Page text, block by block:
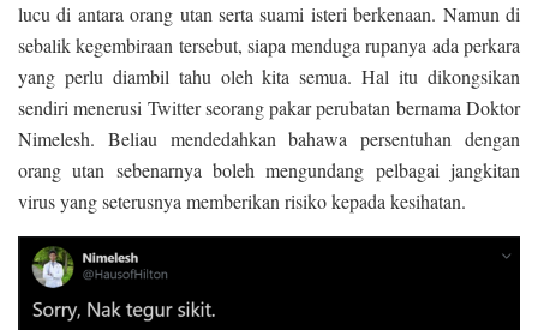
lucu di antara orang utan serta suami isteri berkenaan. Namun di
sebalik kegembiraan tersebut, siapa menduga rupanya ada perkara
yang perlu diambil tahu oleh kita semua. Hal itu dikongsikan
sendiri menerusi Twitter seorang pakar perubatan bernama Doktor
Nimelesh. Beliau mendedahkan bahawa persentuhan dengan
orang utan sebenarnya boleh mengundang pelbagai jangkitan
virus yang seterusnya memberikan risiko kepada kesihatan.